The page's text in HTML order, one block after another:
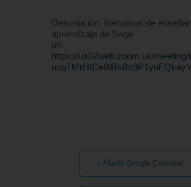
Descripción: Recursos de
aprendizaje de Sage
url:
https://us02web.zoom.us/
+ Añadir Google Calendar